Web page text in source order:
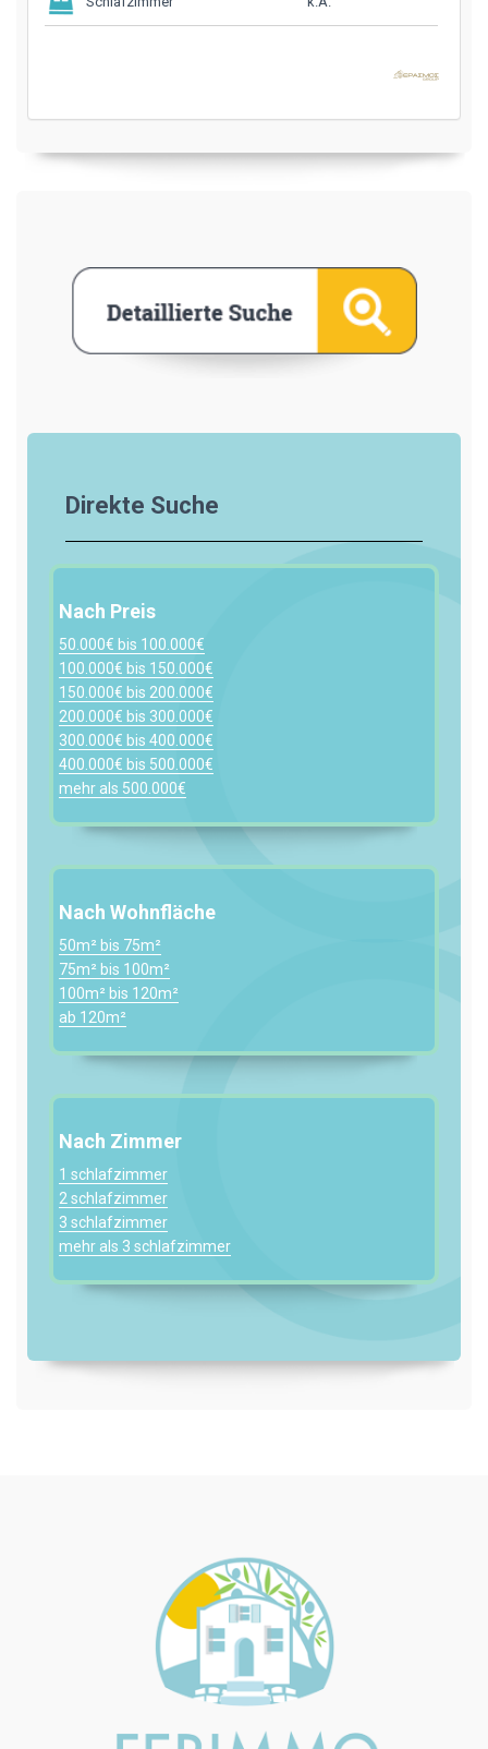
Direkte Suche
Nach Preis
50.000€ bis 100.000€
100.000€ bis 150.000€
150.000€ bis 200.000€
200.000€ bis 300.000€
300.000€ bis 400.000€
400.000€ bis 500.000€
mehr als 500.000€
Nach Wohnfläche
50m² bis 75m²
75m² bis 100m²
100m² bis 120m²
ab 120m²
Nach Zimmer
1 schlafzimmer
2 schlafzimmer
3 schlafzimmer
mehr als 3 schlafzimmer